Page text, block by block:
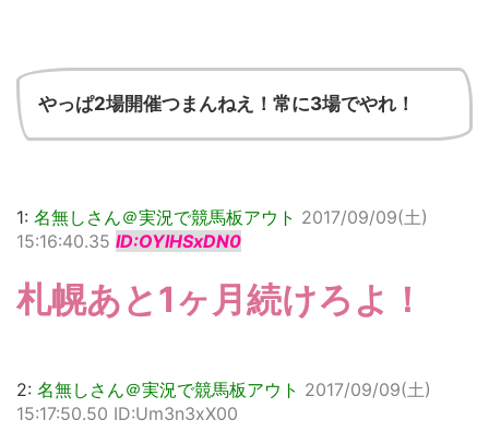
やっぱ2場開催つまんねえ！常に3場でやれ！
1: 名無しさん＠実況で競馬板アウト 2017/09/09(土)
15:16:40.35 ID:OYlHSxDN0
札幌あと1ヶ月続けろよ！
2: 名無しさん＠実況で競馬板アウト 2017/09/09(土)
15:17:50.50 ID:Um3n3xX00